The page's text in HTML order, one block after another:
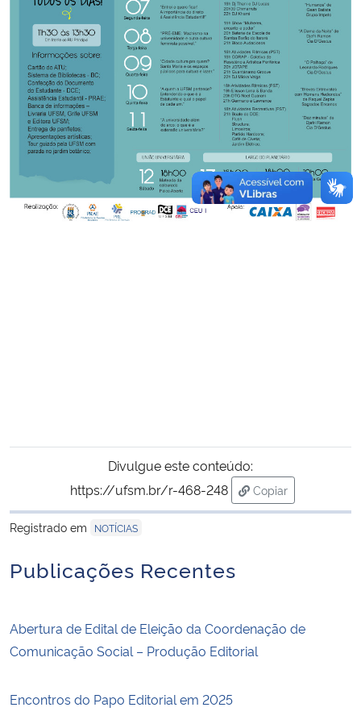
Divulgue este conteúdo:
https://ufsm.br/r-468-248
Copiar
para área de
Registrado em
NOTÍCIAS
Publicações Recentes
Abertura de Edital de Eleição da Coordenação de
Comunicação Social – Produção Editorial
Encontros do Papo Editorial em 2025